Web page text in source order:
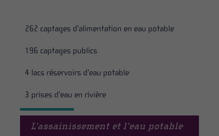
L’assainissement et l’eau potable
262 captages d’alimentation en eau potable
196 captages publics
4 lacs réservoirs d’eau potable
3 prises d’eau en rivière